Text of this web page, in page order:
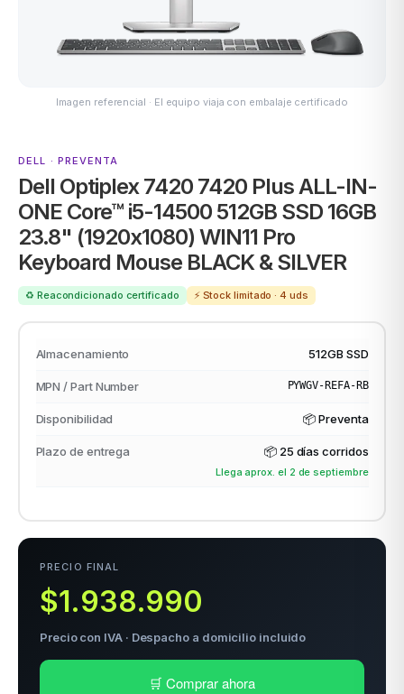
ACER
Imagen referencial · El equipo viaja con embalaje certificado
DELL · PREVENTA
Dell Optiplex 7420 7420 Plus ALL-IN-
ONE Core™ i5-14500 512GB SSD 16GB
23.8" (1920x1080) WIN11 Pro
Keyboard Mouse BLACK & SILVER
♻️ Reacondicionado certificado ⚡ Stock limitado · 4 uds
Almacenamiento 512GB SSD
MPN / Part Number PYWGV-REFA-RB
Disponibilidad 📦 Preventa
Plazo de entrega 📦 25 días corridos
Llega aprox. el 2 de septiembre
PRECIO FINAL
$1.938.990
Precio con IVA · Despacho a domicilio incluido
🛒 Comprar ahora